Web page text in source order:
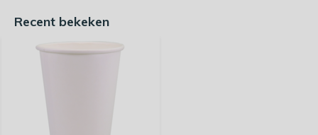
Recent bekeken